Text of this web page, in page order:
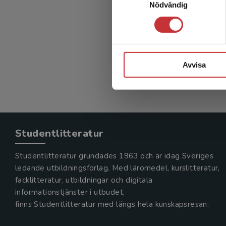
Nödvändig
Avvisa
Borg,
404 kr
Exkl.
Studentlitteratur
Studentlitteratur grundades 1963 och är idag Sveriges
ledande utbildningsförlag. Med läromedel, kurslitteratur,
facklitteratur, utbildningar och digitala
informationstjänster i utbudet,
finns Studentlitteratur med längs hela kunskapsresan.